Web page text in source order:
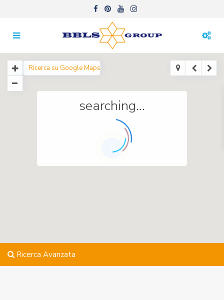
searching...
Ricerca Avanzata